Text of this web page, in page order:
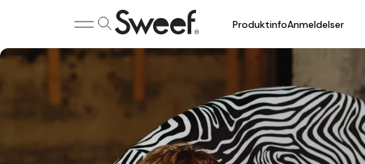
ProduktinfoAnmeldelser